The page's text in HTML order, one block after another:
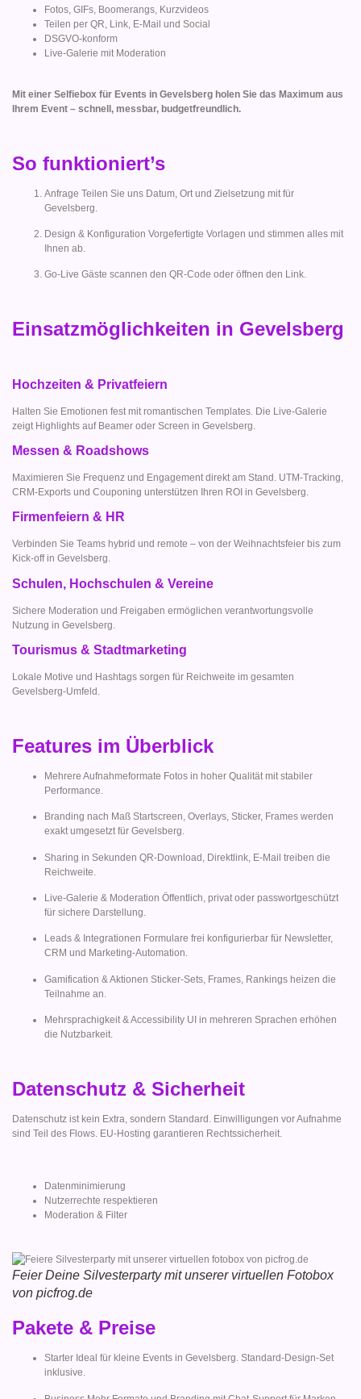
Fotos, GIFs, Boomerangs, Kurzvideos
Teilen per QR, Link, E-Mail und Social
DSGVO-konform
Live-Galerie mit Moderation
Mit einer Selfiebox für Events in Gevelsberg holen Sie das Maximum aus
Ihrem Event – schnell, messbar, budgetfreundlich.
So funktioniert’s
Anfrage Teilen Sie uns Datum, Ort und Zielsetzung mit für
Gevelsberg.
Design & Konfiguration Vorgefertigte Vorlagen und stimmen alles mit
Ihnen ab.
Go-Live Gäste scannen den QR-Code oder öffnen den Link.
Einsatzmöglichkeiten in Gevelsberg
Hochzeiten & Privatfeiern
Halten Sie Emotionen fest mit romantischen Templates. Die Live-Galerie
zeigt Highlights auf Beamer oder Screen in Gevelsberg.
Messen & Roadshows
Maximieren Sie Frequenz und Engagement direkt am Stand. UTM-Tracking,
CRM-Exports und Couponing unterstützen Ihren ROI in Gevelsberg.
Firmenfeiern & HR
Verbinden Sie Teams hybrid und remote – von der Weihnachtsfeier bis zum
Kick-off in Gevelsberg.
Schulen, Hochschulen & Vereine
Sichere Moderation und Freigaben ermöglichen verantwortungsvolle
Nutzung in Gevelsberg.
Tourismus & Stadtmarketing
Lokale Motive und Hashtags sorgen für Reichweite im gesamten
Gevelsberg-Umfeld.
Features im Überblick
Mehrere Aufnahmeformate Fotos in hoher Qualität mit stabiler
Performance.
Branding nach Maß Startscreen, Overlays, Sticker, Frames werden
exakt umgesetzt für Gevelsberg.
Sharing in Sekunden QR-Download, Direktlink, E-Mail treiben die
Reichweite.
Live-Galerie & Moderation Öffentlich, privat oder passwortgeschützt
für sichere Darstellung.
Leads & Integrationen Formulare frei konfigurierbar für Newsletter,
CRM und Marketing-Automation.
Gamification & Aktionen Sticker-Sets, Frames, Rankings heizen die
Teilnahme an.
Mehrsprachigkeit & Accessibility UI in mehreren Sprachen erhöhen
die Nutzbarkeit.
Datenschutz & Sicherheit
Datenschutz ist kein Extra, sondern Standard. Einwilligungen vor Aufnahme
sind Teil des Flows. EU-Hosting garantieren Rechtssicherheit.
Datenminimierung
Nutzerrechte respektieren
Moderation & Filter
Feier Deine Silvesterparty mit unserer virtuellen Fotobox
von picfrog.de
Pakete & Preise
Starter Ideal für kleine Events in Gevelsberg. Standard-Design-Set
inklusive.